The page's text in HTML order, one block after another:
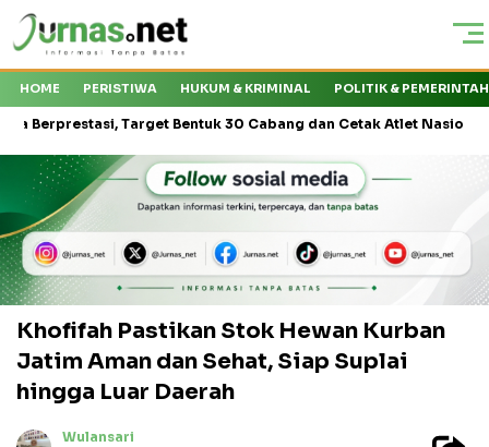
HOME PERISTIWA HUKUM & KRIMINAL POLITIK &
Target Bentuk 30 Cabang dan Cetak Atlet Nasional Kejati
Khofifah Pastikan Stok Hewan Kurban
Jatim Aman dan Sehat, Siap Suplai
hingga Luar Daerah
Wulansari